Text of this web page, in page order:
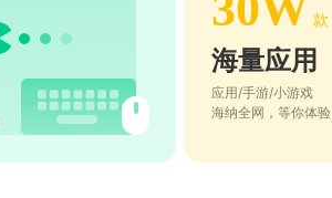
款
海量应用
应用/手游/小游戏
海纳全网，等你体验